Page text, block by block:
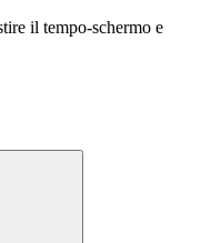
il tempo-schermo e